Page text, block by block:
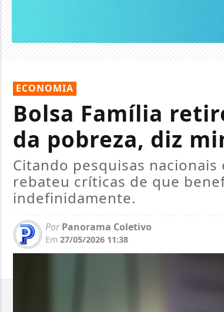
ECONOMIA
Bolsa Família
da pobreza, diz
Citando pesquisas
rebateu críticas de que
indefinidamente.
PorPanorama Coletivo
Em 27/05/2026 11:38